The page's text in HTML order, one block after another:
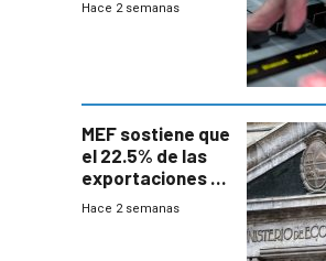
Hace 2 semanas
MEF sostiene que
el 22.5% de las
exportaciones a
EE.UU se verán
Hace 2 semanas